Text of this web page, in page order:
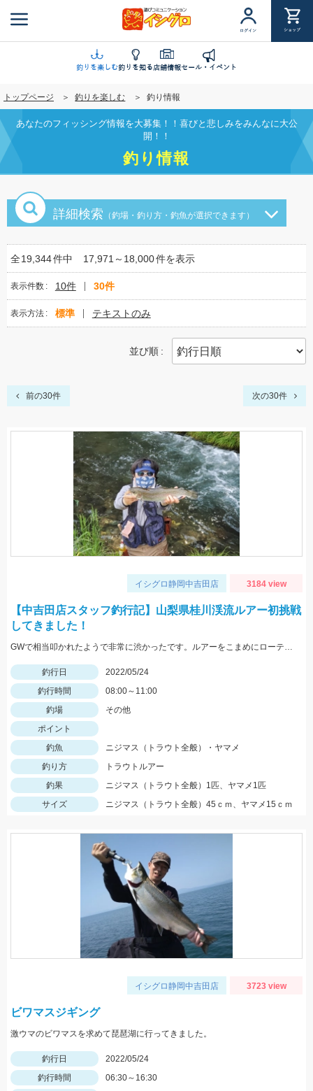
ン
に
移
動
ログイン ショップ
釣りを楽しむ釣りを知る店舗情報セール・イベント
トップページ 釣りを楽しむ 釣り情報
あなたのフィッシング情報を大募集！！喜びと悲しみをみんなに大公
開！！
釣り情報
詳細検索 （釣場・釣り方・釣魚が選択できます）
全19,344件中 17,971～18,000件を表示
表示件数 10件 30件
表示方法 標準 テキストのみ
並び順
前の30件 次の30件
イシグロ静岡中吉田店 3184 view
【中吉田店スタッフ釣行記】山梨県桂川渓流ルアー初挑戦
してきました！
GWで相当叩かれたようで非常に渋かったです。ルアーをこまめにローテーションして何とかニジマスに出会えました。
釣行日
2022/05/24
釣行時間
08:00～11:00
釣場
その他
ポイント
釣魚
ニジマス（トラウト全般）・ヤマメ
釣り方
トラウトルアー
釣果
ニジマス（トラウト全般）1匹、ヤマメ1匹
サイズ
ニジマス（トラウト全般）45ｃｍ、ヤマメ15ｃｍ
イシグロ静岡中吉田店 3723 view
ビワマスジギング
激ウマのビワマスを求めて琵琶湖に行ってきました。
釣行日
2022/05/24
釣行時間
06:30～16:30